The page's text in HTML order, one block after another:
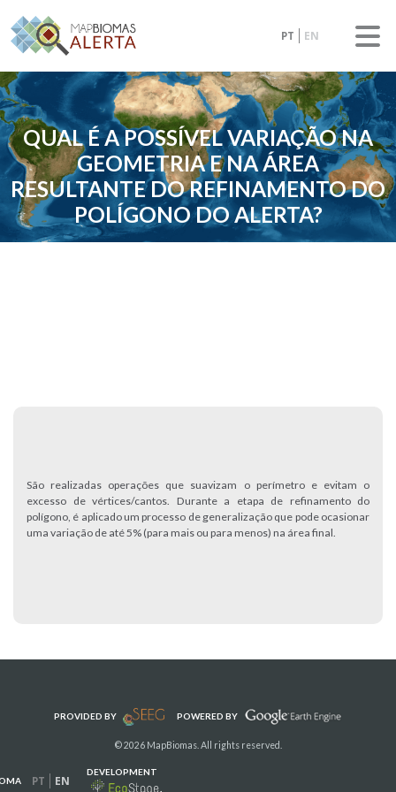
PT EN
QUAL É A POSSÍVEL VARIAÇÃO NA
GEOMETRIA E NA ÁREA
RESULTANTE DO REFINAMENTO DO
POLÍGONO DO ALERTA?
São realizadas operações que suavizam o perímetro e evitam o
excesso de vértices/cantos. Durante a etapa de refinamento do
polígono, é aplicado um processo de generalização que pode ocasionar
uma variação de até 5% (para mais ou para menos) na área final.
PROVIDED BY POWERED BY
© 2026 MapBiomas. All rights reserved.
PT EN
DEVELOPMENT